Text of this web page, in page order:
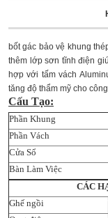
bốt gác bảo vệ khung
thêm lớp sơn tĩnh điện
hợp với tấm vách
tăng độ thẩm mỹ cho
Cấu Tạo:
Phần Khung
Phần Vách
Cửa Sổ
Bàn Làm Việc
CÁC
Ghế ngồi